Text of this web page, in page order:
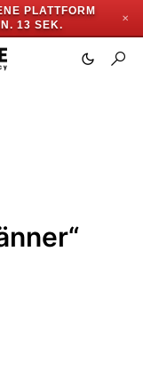
PLATTFORM
12 SEK.
✕